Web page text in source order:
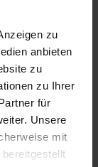
zu
anbieten
zu
zu Ihrer
für
Unsere
mit
mit gutem Gewissen?
#Inklusion